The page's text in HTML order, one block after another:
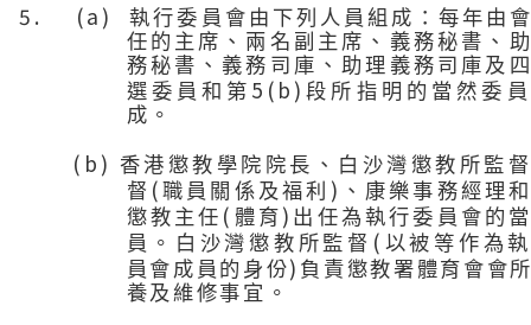
5. (a)執行委員會由下列人員組成：每年由
任的主席、兩名副主席、義務秘書、
務秘書、義務司庫、助理義務司庫及
選委員和第 5(b) 段所指明的當然委
成 。
(b)
香港懲教學院院長、白沙灣懲教所監
督 ( 職員關係及福利 ) 、康樂事務經理
懲教主任 ( 體育 ) 出任為執行委員會的
員。白沙灣懲教所監督 ( 以被等作為
員會成員的身份) 負責懲教署體育會會
養及維修事宜。